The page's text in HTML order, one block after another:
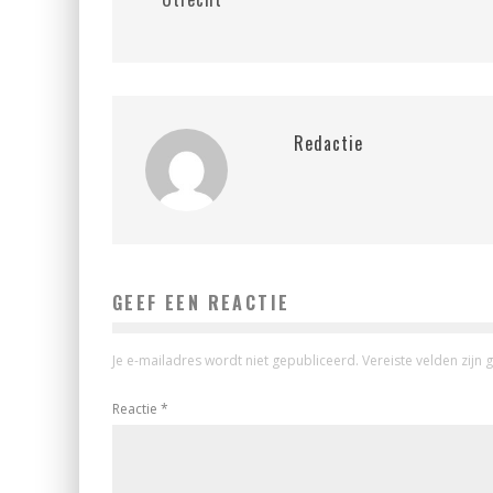
Redactie
GEEF EEN REACTIE
Je e-mailadres wordt niet gepubliceerd. Vereiste velden zijn
Reactie *